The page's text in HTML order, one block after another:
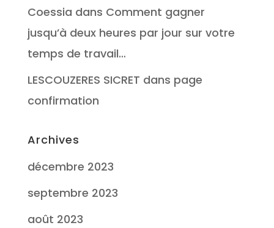
Coessia dans Comment gagner
jusqu’à deux heures par jour sur votre
temps de travail…
LESCOUZERES SICRET dans page
confirmation
Archives
décembre 2023
septembre 2023
août 2023